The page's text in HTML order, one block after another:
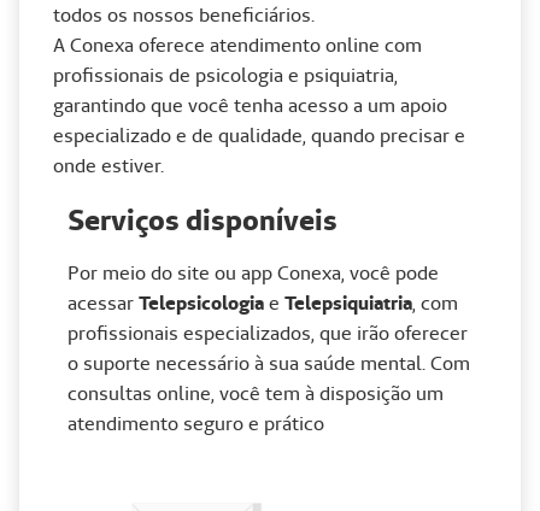
todos os nossos beneficiários.
A Conexa oferece atendimento online com
profissionais de psicologia e psiquiatria,
garantindo que você tenha acesso a um apoio
especializado e de qualidade, quando precisar e
onde estiver.
Serviços disponíveis
Por meio do site ou app Conexa, você pode
acessarTelepsicologiae Telepsiquiatria, com
profissionais especializados, que irão oferecer
o suporte necessário à sua saúde mental. Com
consultas online, você tem à disposição um
atendimento seguro e prático